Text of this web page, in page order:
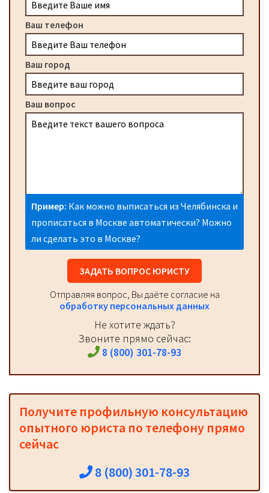
Ваш телефон
Ваш город
Ваш вопрос
Пример: Как можно выписаться из Челябинска и
прописаться в Москве автоматически? Можно
ли сделать это в Москве?
ЗАДАТЬ ВОПРОС ЮРИСТУ
Отправляя вопрос, Вы даёте согласие на
обработку персональных данных
Не хотите ждать?
Звоните прямо сейчас:
8 (800) 301-78-93
Получите профильную консультацию
опытного юриста по телефону прямо
сейчас
8 (800) 301-78-93